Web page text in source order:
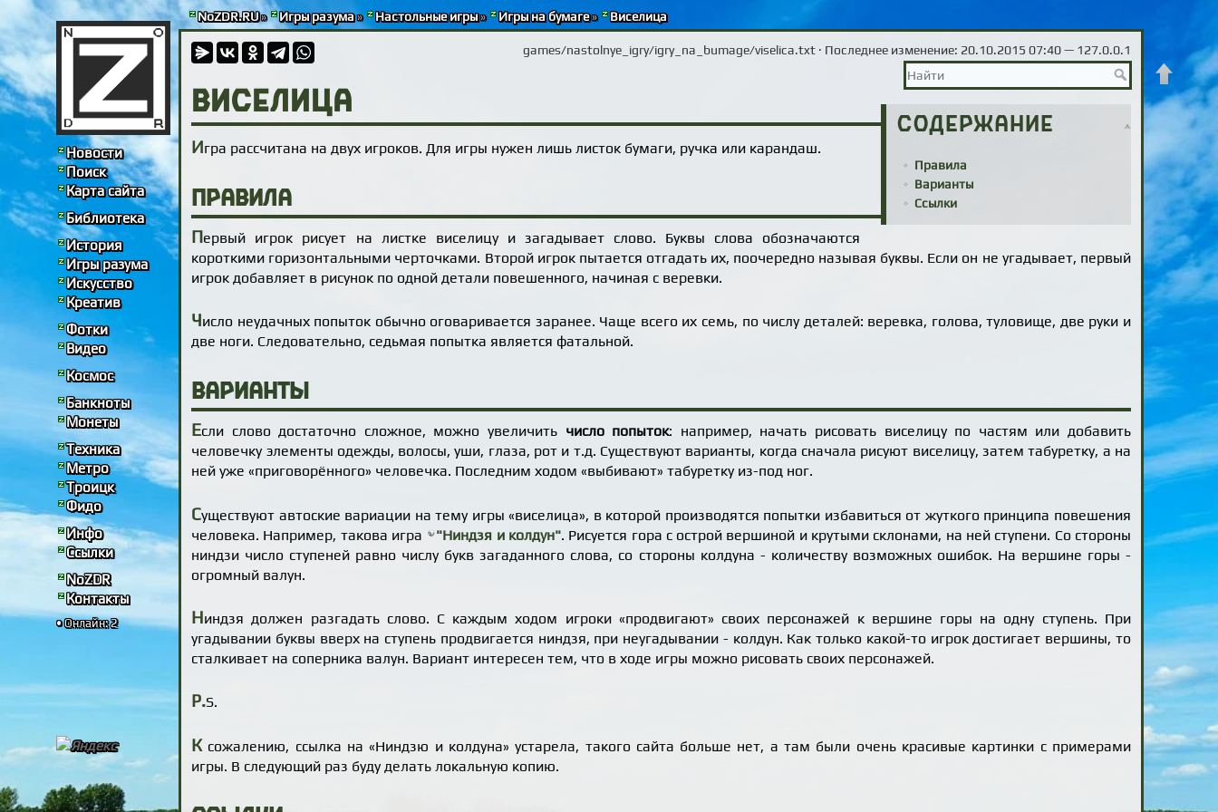
NoZDR.RU» Игры разума» Настольные игры» Игры на бумаге» Виселица
Новости
Поиск
Карта сайта
Библиотека
История
Игры разума
Искусство
Креатив
Фотки
Видео
Космос
Банкноты
Монеты
Техника
Метро
Троицк
Фидо
Инфо
Ссылки
NoZDR
Контакты
• Онлайн: 2
games/nastolnye_igry/igry_na_bumage/viselica.txt· Последнее изменение: 20.10.2015 07:40 — 127.0.0.1
Содержание
Правила
Варианты
Ссылки
Виселица
Игра рассчитана на двух игроков. Для игры нужен лишь листок бумаги, ручка или карандаш.
Правила
Первый игрок рисует на листке виселицу и загадывает слово. Буквы слова обозначаются
короткими горизонтальными черточками. Второй игрок пытается отгадать их, поочередно называя буквы. Если он не угадывает, первый
игрок добавляет в рисунок по одной детали повешенного, начиная с веревки.
Число неудачных попыток обычно оговаривается заранее. Чаще всего их семь, по числу деталей: веревка, голова, туловище, две руки и
две ноги. Следовательно, седьмая попытка является фатальной.
Варианты
Если слово достаточно сложное, можно увеличить число попыток: например, начать рисовать виселицу по частям или добавить
человечку элементы одежды, волосы, уши, глаза, рот и т.д. Существуют варианты, когда сначала рисуют виселицу, затем табуретку, а на
ней уже «приговорённого» человечка. Последним ходом «выбивают» табуретку из-под ног.
Существуют автоские вариации на тему игры «виселица», в которой производятся попытки избавиться от жуткого принципа повешения
человека. Например, такова игра
"Ниндзя и колдун". Рисуется гора с острой вершиной и крутыми склонами, на ней ступени. Со стороны
ниндзи число ступеней равно числу букв загаданного слова, со стороны колдуна - количеству возможных ошибок. На вершине горы -
огромный валун.
Ниндзя должен разгадать слово. С каждым ходом игроки «продвигают» своих персонажей к вершине горы на одну ступень. При
угадывании буквы вверх на ступень продвигается ниндзя, при неугадывании - колдун. Как только какой-то игрок достигает вершины, то
сталкивает на соперника валун. Вариант интересен тем, что в ходе игры можно рисовать своих персонажей.
P.S.
Ксожалению, ссылка на «Ниндзю и колдуна» устарела, такого сайта больше нет, а там были очень красивые картинки с примерами
игры. В следующий раз буду делать локальную копию.
Наверх